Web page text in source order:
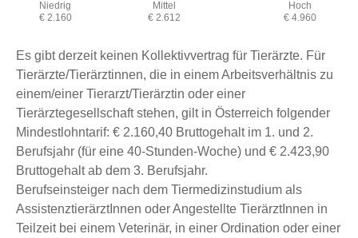
Niedrig
€ 2.160
Mittel
€ 2.612
Hoch
€ 4.960
Es gibt derzeit keinen Kollektivvertrag für Tierärzte. Für
Tierärzte/Tierärztinnen, die in einem Arbeitsverhältnis zu
einem/einer Tierarzt/Tierärztin oder einer
Tierärztegesellschaft stehen, gilt in Österreich folgender
Mindestlohntarif: € 2.160,40 Bruttogehalt im 1. und 2.
Berufsjahr (für eine 40-Stunden-Woche) und € 2.423,90
Bruttogehalt ab dem 3. Berufsjahr.
Berufseinsteiger nach dem Tiermedizinstudium als
AssistenztierärztInnen oder Angestellte TierärztInnen in
Teilzeit bei einem Veterinär, in einer Ordination oder einer